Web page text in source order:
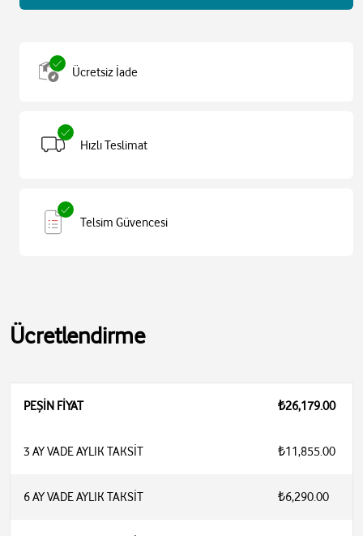
Ücretsiz İade
Hızlı Teslimat
Telsim Güvencesi
Ücretlendirme
PEŞİN FİYAT ₺26,179.00
3 AY VADE AYLIK TAKSİT ₺11,855.00
6 AY VADE AYLIK TAKSİT ₺6,290.00